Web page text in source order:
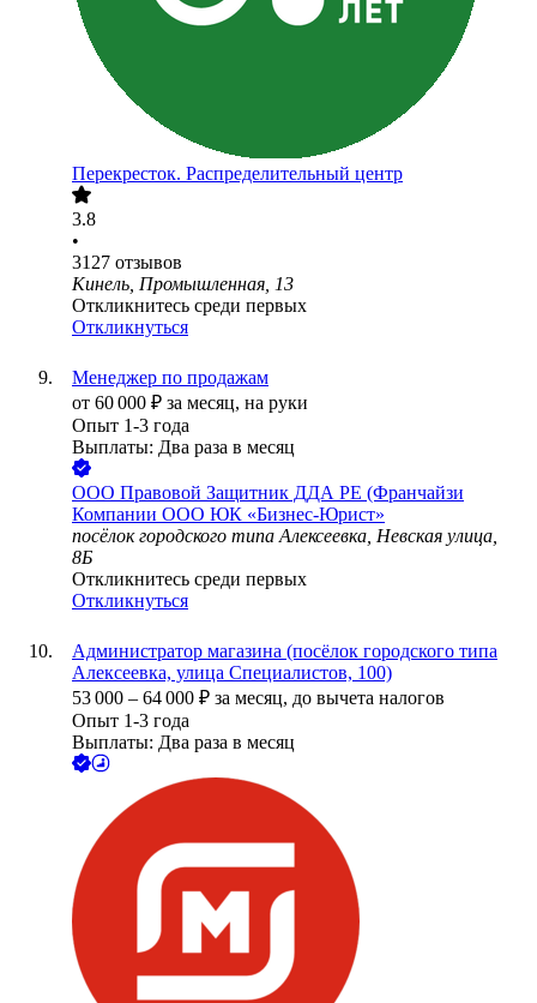
Перекресток. Распределительный центр
3.8
•
3127 отзывов
Кинель, Промышленная, 13
Откликнитесь среди первых
Откликнуться
Менеджер по продажам
от 60 000 ₽ за месяц, на руки
Опыт 1-3 года
Выплаты: Два раза в месяц
ООО Правовой Защитник ДДА РЕ (Франчайзи
Компании ООО ЮК «Бизнес-Юрист»
посёлок городского типа Алексеевка, Невская улица,
8Б
Откликнитесь среди первых
Откликнуться
Администратор магазина (посёлок городского типа
Алексеевка, улица Специалистов, 100)
53 000 – 64 000 ₽ за месяц, до вычета налогов
Опыт 1-3 года
Выплаты: Два раза в месяц